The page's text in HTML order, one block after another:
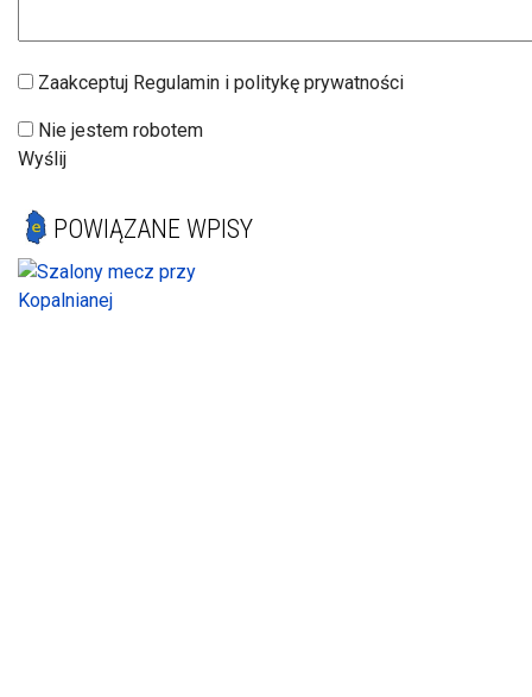
Zaakceptuj Regulamin i politykę prywatności
Nie jestem robotem
Wyślij
POWIĄZANE WPISY